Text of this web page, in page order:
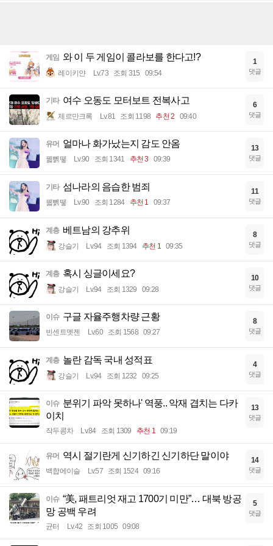
게임 와 이 두 게임이 콜라보를 한다고!?
레이키얀 Lv.73 조회 315 09:54
1
댓글
기타 여수 오동도 모터보트 전복사고
제르만크록 Lv.81 조회 1198 추천 2 09:40
6
댓글
유머 얼마나 화가났는지 감도 안옴
꿻뻵뗗 Lv.90 조회 1341 추천 3 09:39
13
댓글
기타 섬나라의 음습한 범죄
꿻뻵뗗 Lv.90 조회 1284 추천 1 09:37
11
댓글
계층 베트남의 강추위
강슬기 Lv.94 조회 1394 추천 1 09:35
8
댓글
계층 혹시 싱글이세요?
강슬기 Lv.94 조회 1329 09:28
10
댓글
이슈 구글 자율주행차량 근황
빈센트멧젠 Lv.60 조회 1568 09:27
8
댓글
계층 놀란 감독 국내 성적표
강슬기 Lv.94 조회 1232 09:25
4
댓글
이슈 분위기 파악 못하나' 역풍.. 악재 겹치는 다카
이치
작두콩차 Lv.84 조회 1309 추천 1 09:19
13
댓글
유머 역시 절기란게 신기하긴 신기하단 말이야
백합에이슬 Lv.57 조회 1524 09:16
14
댓글
이슈 “美, 패트리엇 재고 1700기 미만”… 대북 방공
망 공백 우려
균터 Lv.42 조회 1005 09:08
5
댓글